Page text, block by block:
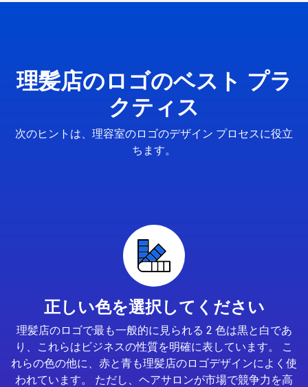
理髪店のロゴのベスト プラ
クティス
次のヒントは、理容室のロゴのデザイン プロセスに役立
ちます。
正しい色を選択してください
理髪店のロゴで最も一般的に見られる 2 色は黒と白であ
り、これらはビジネスの性質を明確に表しています。 こ
れらの色の他に、赤と青も理髪店のロゴデザインによく使
われています。 ただし、ヘアサロンが市場で競争力を高